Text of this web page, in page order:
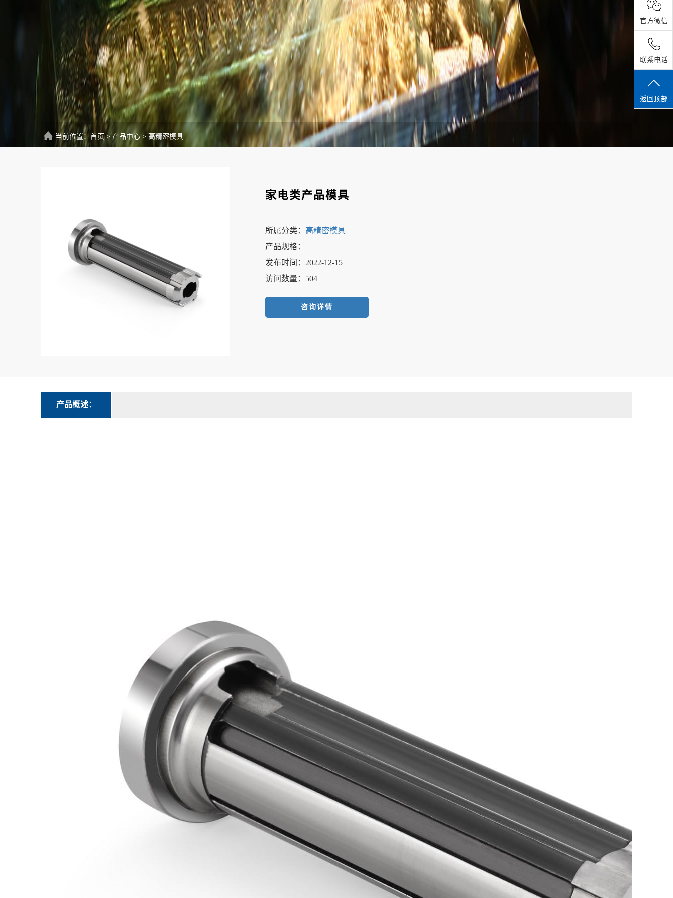
当前位置：首页>产品中心 >高精密模具
家电类产品模具
所属分类： 高精密模具
产品规格：
发布时间：2022-12-15
访问数量：504
咨询详情
产品概述：
官方微信
联系电话
返回顶部